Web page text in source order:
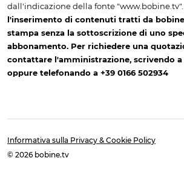
dall'indicazione della fonte "www.bobine.tv".
l'inserimento di contenuti tratti da
stampa senza la sottoscrizione di uno
abbonamento. Per richiedere una
contattare l'amministrazione, scrivendo
oppure telefonando a +39 0166 502934
Informativa sulla Privacy & Cookie Policy
© 2026 bobine.tv